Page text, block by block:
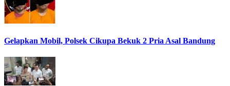
Gelapkan Mobil, Polsek Cikupa Bekuk 2 Pria Asal Bandung